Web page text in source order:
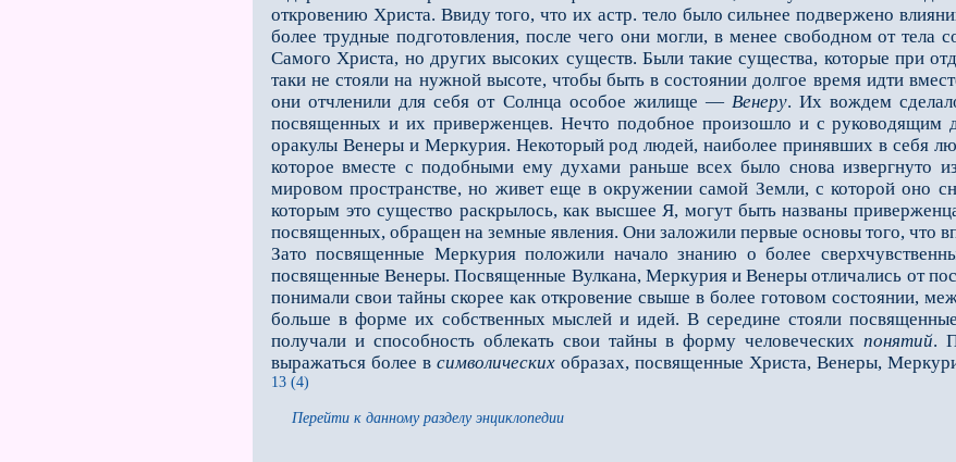
откровению Христа. Ввиду того, что их астр. тело было сильнее подвержено
более трудные подготовления, после чего они могли, в менее свободном от тела
Самого Христа, но других высоких существ. Были такие существа, которые при
таки не стояли на нужной высоте, чтобы быть в состоянии долгое время идти
они отчленили для себя от Солнца особое жилище — Венеру. Их вождем
посвященных и их приверженцев. Нечто подобное произошло и с руководящим
оракулы Венеры и Меркурия. Некоторый род людей, наиболее принявших в себя
которое вместе с подобными ему духами раньше всех было снова извергнуто
мировом пространстве, но живет еще в окружении самой Земли, с которой оно
которым это существо раскрылось, как высшее Я, могут быть названы
посвященных, обращен на земные явления. Они заложили первые основы того, что
Зато посвященные Меркурия положили начало знанию о более
посвященные Венеры. Посвященные Вулкана, Меркурия и Венеры отличались от
понимали свои тайны скорее как откровение свыше в более готовом состоянии,
больше в форме их собственных мыслей и идей. В середине стояли
получали и способность облекать свои тайны в форму человеческих понятий.
выражаться более в символических образах, посвященные Христа, Венеры,
13 (4)
Перейти к данному разделу энциклопедии